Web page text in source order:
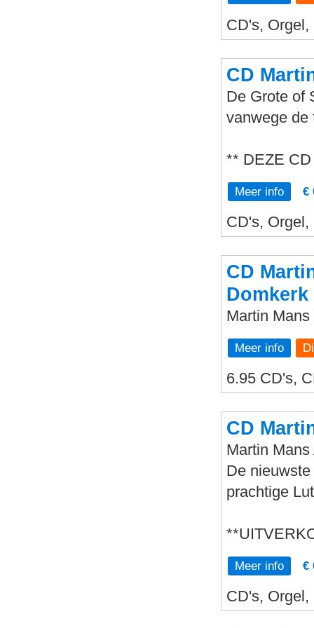
CD's,
CD
De Grote of
vanwege de
** DEZE
Meer info €
CD's, Orgel,
CD
Martin
Meer info
6.95 CD's,
CD
Martin
De
prachtige
Meer info €
CD's, Orgel,